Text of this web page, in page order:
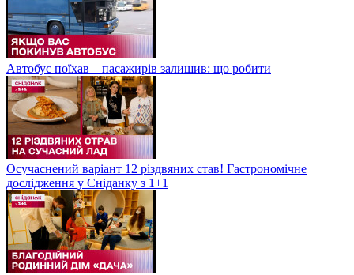
Автобус поїхав – пасажирів залишив: що робити
Осучаснений варіант 12 різдвяних став! Гастрономічне
дослідження у Сніданку з 1+1